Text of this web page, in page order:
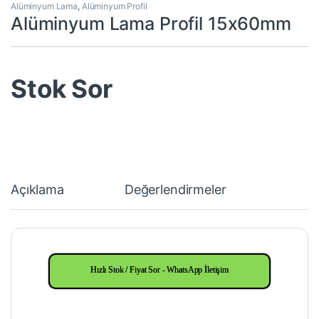
Alüminyum Lama, Alüminyum Profil
Alüminyum Lama Profil 15x60mm
Stok Sor
Açıklama Değerlendirmeler
Hızlı Stok / Fiyat Sor - WhatsApp İletişim